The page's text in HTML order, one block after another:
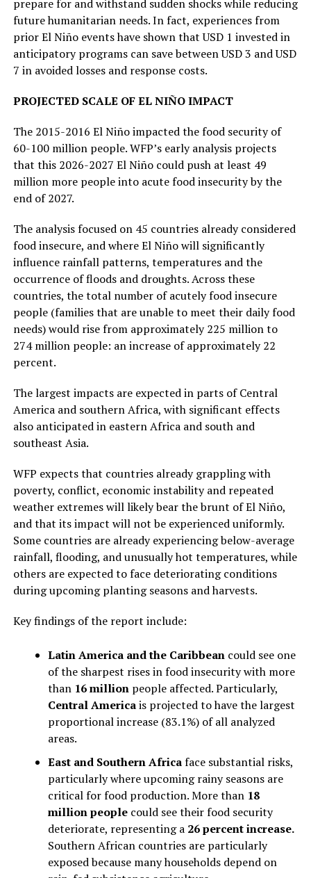
prepare for and withstand sudden shocks while reducing
future humanitarian needs. In fact, experiences from
prior El Niño events have shown that USD 1 invested in
anticipatory programs can save between USD 3 and USD
7 in avoided losses and response costs.
PROJECTED SCALE OF EL NIÑO IMPACT
The 2015-2016 El Niño impacted the food security of
60-100 million people. WFP’s early analysis projects
that this 2026-2027 El Niño could push at least 49
million more people into acute food insecurity by the
end of 2027.
The analysis focused on 45 countries already considered
food insecure, and where El Niño will significantly
influence rainfall patterns, temperatures and the
occurrence of floods and droughts. Across these
countries, the total number of acutely food insecure
people (families that are unable to meet their daily food
needs) would rise from approximately 225 million to
274 million people: an increase of approximately 22
percent.
The largest impacts are expected in parts of Central
America and southern Africa, with significant effects
also anticipated in eastern Africa and south and
southeast Asia.
WFP expects that countries already grappling with
poverty, conflict, economic instability and repeated
weather extremes will likely bear the brunt of El Niño,
and that its impact will not be experienced uniformly.
Some countries are already experiencing below-average
rainfall, flooding, and unusually hot temperatures, while
others are expected to face deteriorating conditions
during upcoming planting seasons and harvests.
Key findings of the report include:
Latin America and the Caribbeancould see one
of the sharpest rises in food insecurity with more
than 16 million people affected. Particularly,
Central Americais projected to have the largest
proportional increase (83.1%) of all analyzed
areas.
East and Southern Africaface substantial risks,
particularly where upcoming rainy seasons are
critical for food production. More than 18
million peoplecould see their food security
deteriorate, representing a 26 percent increase.
Southern African countries are particularly
exposed because many households depend on